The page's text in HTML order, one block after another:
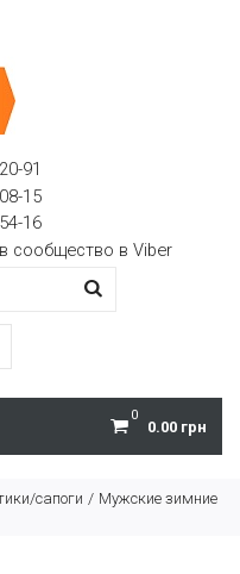
91
15
16
сообщество в Viber
0
0.00 грн
сапоги
Мужские зимние